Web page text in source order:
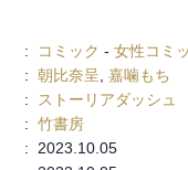
: コミック - 女性コミ
: 朝比奈呈 嘉噛もち
:
ストーリアダッシュ
: 竹書房
:
2023.10.05